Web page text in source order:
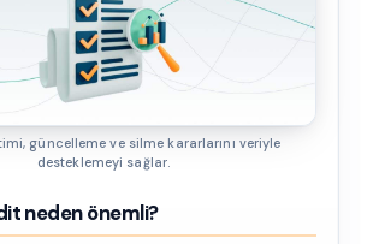
güncelleme ve silme kararlarını veriyle
desteklemeyi sağlar.
neden önemli?